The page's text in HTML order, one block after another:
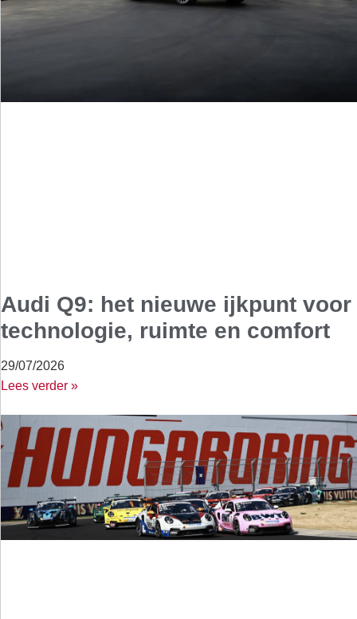
Audi Q9: het nieuwe ijkpunt voor
technologie, ruimte en comfort
29/07/2026
Lees verder »